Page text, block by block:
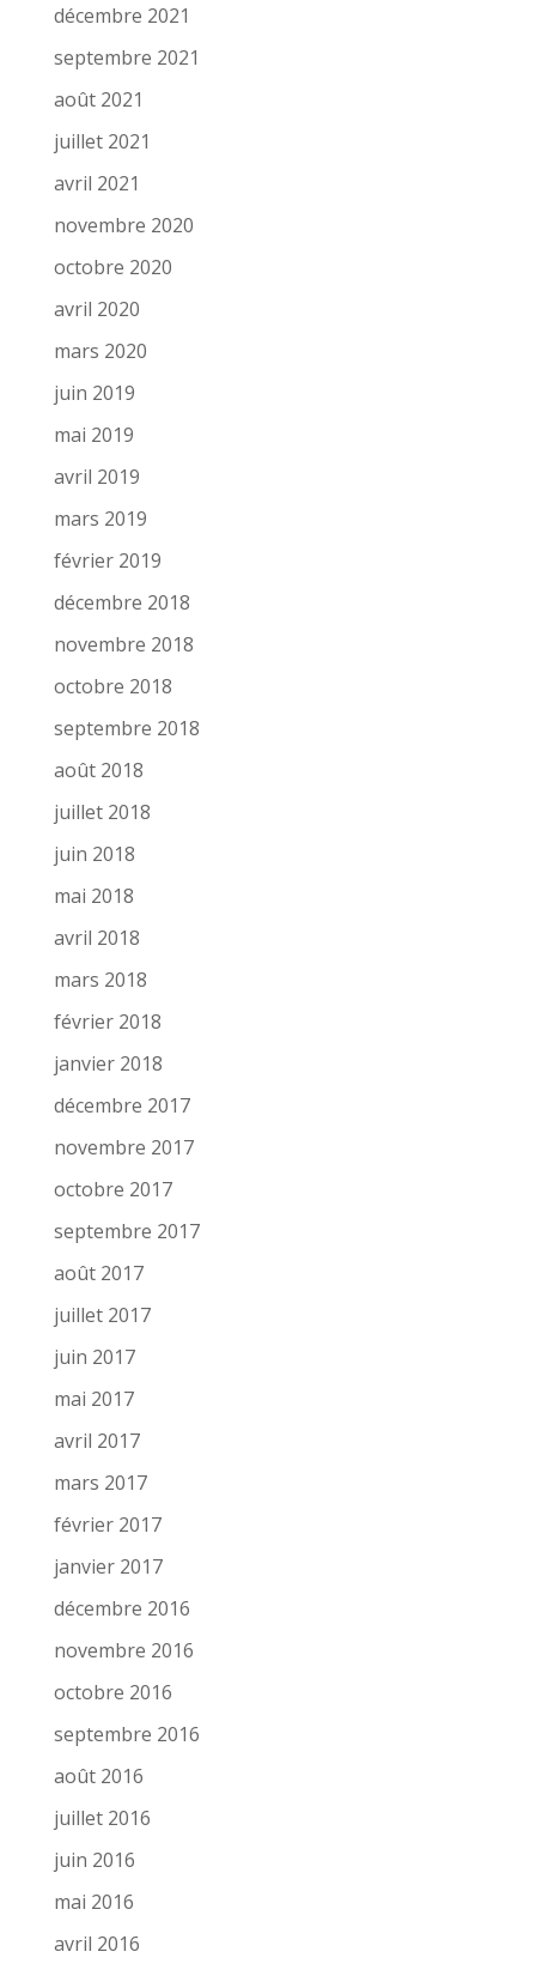
décembre 2021
septembre 2021
août 2021
juillet 2021
avril 2021
novembre 2020
octobre 2020
avril 2020
mars 2020
juin 2019
mai 2019
avril 2019
mars 2019
février 2019
décembre 2018
novembre 2018
octobre 2018
septembre 2018
août 2018
juillet 2018
juin 2018
mai 2018
avril 2018
mars 2018
février 2018
janvier 2018
décembre 2017
novembre 2017
octobre 2017
septembre 2017
août 2017
juillet 2017
juin 2017
mai 2017
avril 2017
mars 2017
février 2017
janvier 2017
décembre 2016
novembre 2016
octobre 2016
septembre 2016
août 2016
juillet 2016
juin 2016
mai 2016
avril 2016